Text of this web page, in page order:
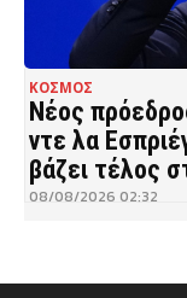
ΚΟΣΜΟΣ
Νέος
ντε λα
βάζει τέλος
08/08/2026 02:32